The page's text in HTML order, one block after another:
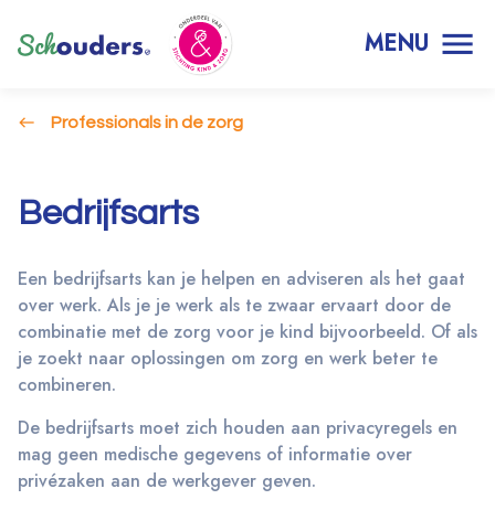
MENU
Professionals in de zorg
Bedrijfsarts
Een bedrijfsarts kan je helpen en adviseren als het gaat
over werk. Als je je werk als te zwaar ervaart door de
combinatie met de zorg voor je kind bijvoorbeeld. Of als
je zoekt naar oplossingen om zorg en werk beter te
combineren.
De bedrijfsarts moet zich houden aan privacyregels en
mag geen medische gegevens of informatie over
privézaken aan de werkgever geven.